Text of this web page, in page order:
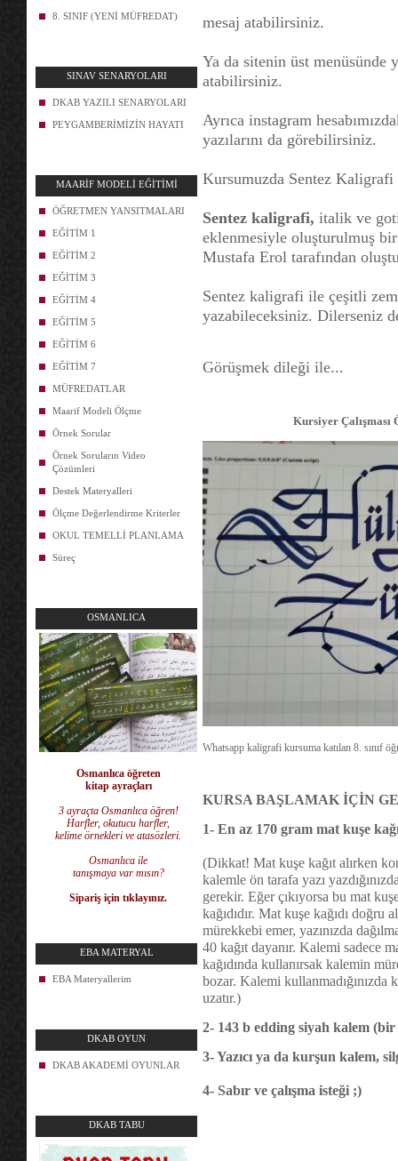
8. SINIF (YENİ MÜFREDAT)
SINAV SENARYOLARI
DKAB YAZILI SENARYOLARI
PEYGAMBERİMİZİN HAYATI
MAARİF MODELİ EĞİTİMİ
ÖĞRETMEN YANSITMALARI
EĞİTİM 1
EĞİTİM 2
EĞİTİM 3
EĞİTİM 4
EĞİTİM 5
EĞİTİM 6
EĞİTİM 7
MÜFREDATLAR
Maarif Modeli Ölçme
Örnek Sorular
Örnek Soruların Video
Çözümleri
Destek Materyalleri
Ölçme Değerlendirme Kriterler
OKUL TEMELLİ PLANLAMA
Süreç
OSMANLICA
Osmanlıca öğreten
kitap ayraçları
3 ayraçta Osmanlıca öğren!
Harfler, okutucu harfler,
kelime örnekleri ve atasözleri.
Osmanlıca ile
tanışmaya var mısın?
Sipariş için tıklayınız.
EBA MATERYAL
EBA Materyallerim
DKAB OYUN
DKAB AKADEMİ OYUNLAR
DKAB TABU
mesaj atabilirsiniz.
Ya da sitenin üst menüsünde
atabilirsiniz.
Ayrıca instagram
yazılarını da görebilirsiniz.
Kursumuzda Sentez Kaligrafi
Sentez kaligrafi, italik ve
eklenmesiyle oluşturulmuş
Mustafa Erol tarafından
Sentez kaligrafi ile çeşitli
yazabileceksiniz. Dilerseniz
Görüşmek dileği ile...
Kursiyer Çalışması
Whatsapp kaligrafi kursuma katılan 8. sınıf
KURSA BAŞLAMAK İÇİN
1- En az 170 gram mat kuşe
(Dikkat! Mat kuşe kağıt alırken
kalemle ön tarafa yazı
gerekir. Eğer çıkıyorsa bu mat
kağıdıdır. Mat kuşe kağıdı doğru
mürekkebi emer, yazınızda
40 kağıt dayanır. Kalemi sadece
kağıdında kullanırsak kalemin
bozar. Kalemi kullanmadığınızda
uzatır.)
2- 143 b edding siyah kalem
3- Yazıcı ya da kurşun kalem,
4- Sabır ve çalışma isteği ;)